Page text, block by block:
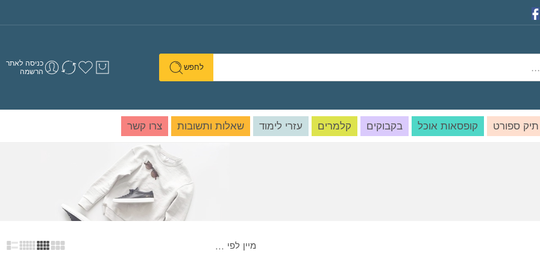
לחפש כניסה לאתר
הרשמה
תיק ספורט קופסאות אוכל בקבוקים קלמרים עזרי לימוד שאלות ותשובות צרו קשר
מיין לפי ...